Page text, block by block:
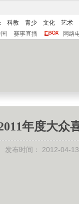
科教 青少 文化
艺术
赛事直播 网络
2011年度大
发布时间： 2012-04-